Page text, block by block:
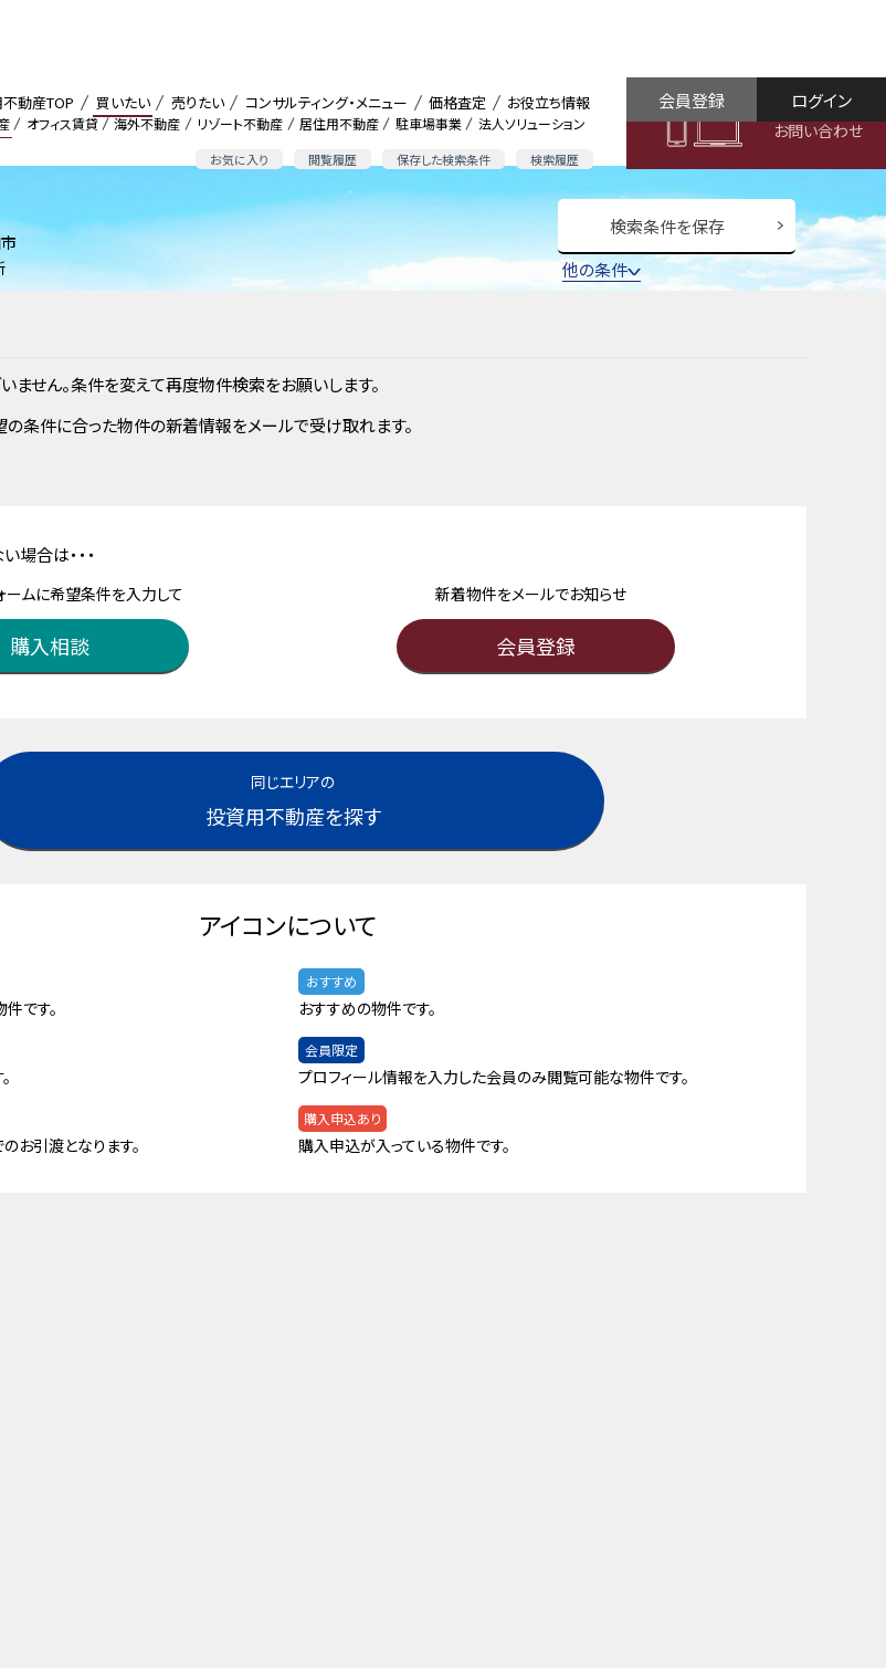
オフィス賃貸 海外不動産 リゾート不動産 居住用不動産 駐車場事業 法人ソリューション
お気に入り 閲覧履歴 保存した検索条件 検索履歴
動産TOP 買いたい 売りたい コンサルティング・メニュー 価格査定 お役立ち情報
お問い合わせ
ログイン
会員登録
～ 200m²未満
他の条件
検索条件を保存
ません。条件を変えて再度物件検索をお願いします。
の条件に合った物件の新着情報をメールで受け取れます。
合は・・・
ームに希望条件を入力して
購入相談
新着物件をメールでお知らせ
会員登録
同じエリアの
投資用不動産を探す
アイコンについて
です。
おすすめ
おすすめの物件です。
会員限定
プロフィール情報を入力した会員のみ閲覧可能な物件です。
お引渡となります。
購入申込あり
購入申込が入っている物件です。